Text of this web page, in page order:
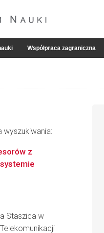
Współpraca zagraniczna
wyszukiwania:
z
Staszica w